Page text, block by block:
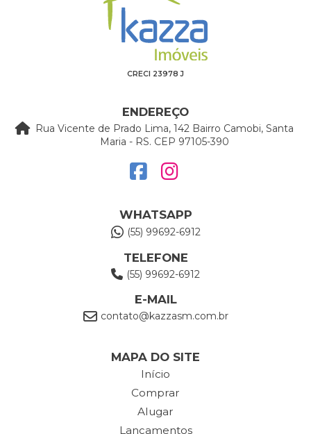
CRECI 23978 J
ENDEREÇO
Rua Vicente de Prado Lima, 142 Bairro Camobi, Santa
Maria - RS. CEP 97105-390
WHATSAPP
(55) 99692-6912
TELEFONE
(55) 99692-6912
E-MAIL
contato@kazzasm.com.br
MAPA DO SITE
Início
Comprar
Alugar
Lançamentos